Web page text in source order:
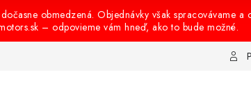
obmedzená. Objednávky však spracovávame a
– odpovieme vám hneď, ako to bude možné.
a použité produkty